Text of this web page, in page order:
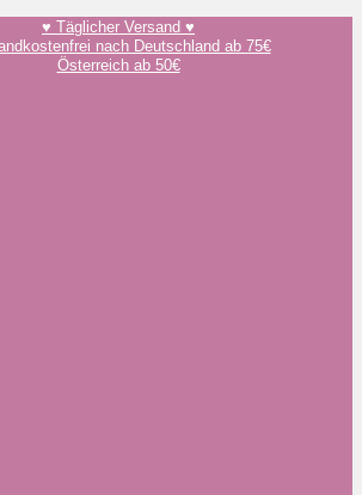
♥️ Täglicher Versand ♥️
nach Deutschland ab 75€
Österreich ab 50€